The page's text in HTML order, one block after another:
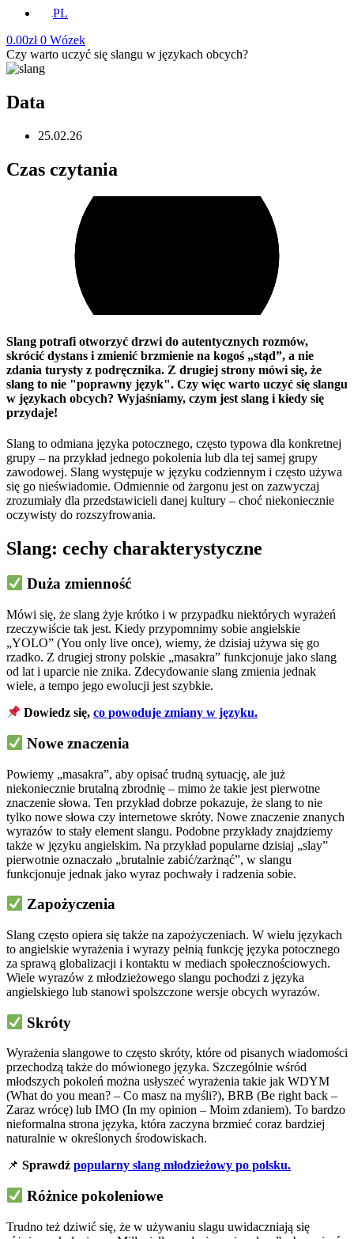
PL
0.00zł 0 Wózek
Czy warto uczyć się slangu w językach obcych?
Data
25.02.26
Czas czytania
Slang potrafi otworzyć drzwi do autentycznych rozmów,
skrócić dystans i zmienić brzmienie na kogoś „stąd”, a nie
zdania turysty z podręcznika. Z drugiej strony mówi się, że
slang to nie "poprawny język". Czy więc warto uczyć się slangu
w językach obcych? Wyjaśniamy, czym jest slang i kiedy się
przydaje!
Slang to odmiana języka potocznego, często typowa dla konkretnej
grupy – na przykład jednego pokolenia lub dla tej samej grupy
zawodowej. Slang występuje w języku codziennym i często używa
się go nieświadomie. Odmiennie od żargonu jest on zazwyczaj
zrozumiały dla przedstawicieli danej kultury – choć niekoniecznie
oczywisty do rozszyfrowania.
Slang: cechy charakterystyczne
Duża zmienność
Mówi się, że slang żyje krótko i w przypadku niektórych wyrażeń
rzeczywiście tak jest. Kiedy przypomnimy sobie angielskie
„YOLO” (You only live once), wiemy, że dzisiaj używa się go
rzadko. Z drugiej strony polskie „masakra” funkcjonuje jako slang
od lat i uparcie nie znika. Zdecydowanie slang zmienia jednak
wiele, a tempo jego ewolucji jest szybkie.
Dowiedz się,co powoduje zmiany w języku.
Nowe znaczenia
Powiemy „masakra”, aby opisać trudną sytuację, ale już
niekoniecznie brutalną zbrodnię – mimo że takie jest pierwotne
znaczenie słowa. Ten przykład dobrze pokazuje, że slang to nie
tylko nowe słowa czy internetowe skróty. Nowe znaczenie znanych
wyrazów to stały element slangu. Podobne przykłady znajdziemy
także w języku angielskim. Na przykład popularne dzisiaj „slay”
pierwotnie oznaczało „brutalnie zabić/zarżnąć”, w slangu
funkcjonuje jednak jako wyraz pochwały i radzenia sobie.
Zapożyczenia
Slang często opiera się także na zapożyczeniach. W wielu językach
to angielskie wyrażenia i wyrazy pełnią funkcję języka potocznego
za sprawą globalizacji i kontaktu w mediach społecznościowych.
Wiele wyrazów z młodzieżowego slangu pochodzi z języka
angielskiego lub stanowi spolszczone wersje obcych wyrazów.
Skróty
Wyrażenia slangowe to często skróty, które od pisanych wiadomości
przechodzą także do mówionego języka. Szczególnie wśród
młodszych pokoleń można usłyszeć wyrażenia takie jak WDYM
(What do you mean? – Co masz na myśli?), BRB (Be right back –
Zaraz wrócę) lub IMO (In my opinion – Moim zdaniem). To bardzo
nieformalna strona języka, która zaczyna brzmieć coraz bardziej
naturalnie w określonych środowiskach.
📌 Sprawdź popularny slang młodzieżowy po polsku.
Różnice pokoleniowe
Trudno też dziwić się, że w używaniu slagu uwidaczniają się